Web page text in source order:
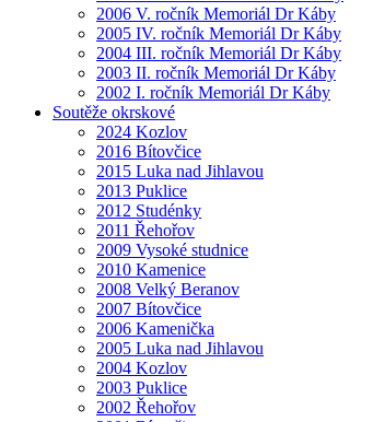
2006 V. ročník Memoriál Dr Káby
2005 IV. ročník Memoriál Dr Káby
2004 III. ročník Memoriál Dr Káby
2003 II. ročník Memoriál Dr Káby
2002 I. ročník Memoriál Dr Káby
Soutěže okrskové
2024 Kozlov
2016 Bítovčice
2015 Luka nad Jihlavou
2013 Puklice
2012 Studénky
2011 Řehořov
2009 Vysoké studnice
2010 Kamenice
2008 Velký Beranov
2007 Bítovčice
2006 Kamenička
2005 Luka nad Jihlavou
2004 Kozlov
2003 Puklice
2002 Řehořov